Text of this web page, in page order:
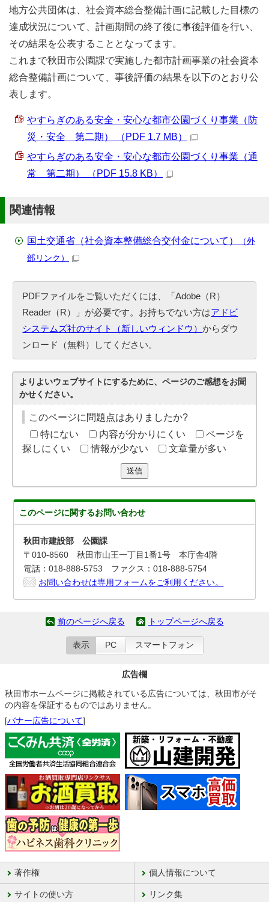
地方公共団体は、社会資本総合整備計画に記載した目標の
達成状況について、計画期間の終了後に事後評価を行い、
その結果を公表することとなってます。
これまで秋田市公園課で実施した都市計画事業の社会資本
総合整備計画について、事後評価の結果を以下のとおり公
表します。
やすらぎのある安全・安心な都市公園づくり事業（防
災・安全 第二期） （PDF 1.7 MB）
やすらぎのある安全・安心な都市公園づくり事業（通
常 第二期） （PDF 15.8 KB）
関連情報
国土交通省（社会資本整備総合交付金について）
（外
部リンク）
PDFファイルをご覧いただくには、「Adobe（R）
Reader（R）」が必要です。お持ちでない方はアドビ
システムズ社のサイト（新しいウィンドウ）からダウ
ンロード（無料）してください。
よりよいウェブサイトにするために、ページのご感想をお聞
かせください。
このページに問題点はありましたか?
特にない
内容が分かりにくい
ページを
探しにくい
情報が少ない 文章量が多い
送信
このページに関するお問い合わせ
秋田市建設部 公園課
〒010-8560 秋田市山王一丁目1番1号 本庁舎4階
電話：018-888-5753 ファクス：018-888-5754
お問い合わせは専用フォームをご利用ください。
前のページへ戻る トップページへ戻る
表示 PC スマートフォン
広告欄
秋田市ホームページに掲載されている広告については、秋田市がそ
の内容を保証するものではありません。
[バナー広告について]
著作権 個人情報について
サイトの使い方 リンク集